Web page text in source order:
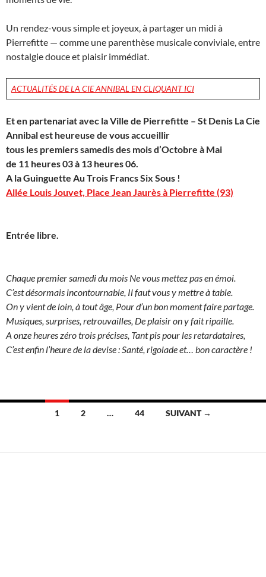
Un rendez-vous simple et joyeux, à partager un midi à
Pierrefitte — comme une parenthèse musicale conviviale, entre
nostalgie douce et plaisir immédiat.
ACTUALITÉS DE LA CIE ANNIBAL EN CLIQUANT ICI
Et en partenariat avec la Ville de Pierrefitte – St Denis La Cie
Annibal est heureuse de vous accueillir
tous les premiers samedis des mois d’Octobre à Mai
de 11 heures 03 à 13 heures 06.
A la Guinguette Au Trois Francs Six Sous !
Allée Louis Jouvet, Place Jean Jaurès à Pierrefitte (93)
Entrée libre.
Chaque premier samedi du mois Ne vous mettez pas en émoi.
C’est désormais incontournable, Il faut vous y mettre à table.
On y vient de loin, à tout âge, Pour d’un bon moment faire partage.
Musiques, surprises, retrouvailles, De plaisir on y fait ripaille.
A onze heures zéro trois précises, Tant pis pour les retardataires,
C’est enfin l’heure de la devise : Santé, rigolade et… bon caractère !
Navigation
articles
1 2 … 44 SUIVANT →